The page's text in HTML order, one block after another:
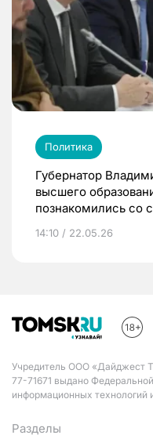
Политика
Губернатор
высшего
познакомились со
14:10 / 22.05.26
Учредитель ООО «Дайджест
77-71671 выдано
информационных технологий
Разделы